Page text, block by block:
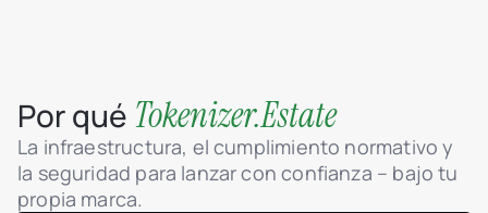
Por qué Tokenizer.Estate
La infraestructura, el cumplimiento normativo y
la seguridad para lanzar con confianza – bajo tu
propia marca.